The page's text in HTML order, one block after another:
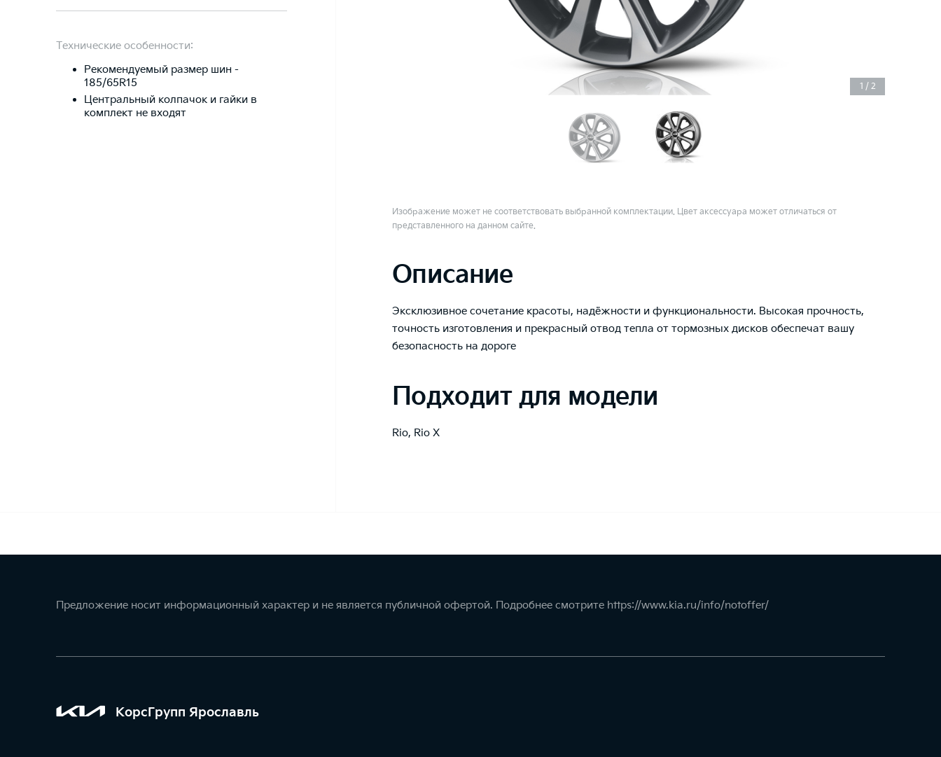
Технические особенности:
Рекомендуемый размер шин -
185/65R15
Центральный колпачок и гайки в
комплект не входят
1 / 2
Изображение может не соответствовать выбранной комплектации. Цвет аксессуара может отличаться от
представленного на данном сайте.
Описание
Эксклюзивное сочетание красоты, надёжности и функциональности. Высокая прочность,
точность изготовления и прекрасный отвод тепла от тормозных дисков обеспечат вашу
безопасность на дороге
Подходит для модели
Rio, Rio X
Предложение носит информационный характер и не является публичной офертой. Подробнее смотрите https://www.kia.ru/info/notoffer/
КорсГрупп Ярославль